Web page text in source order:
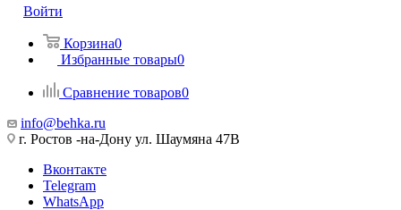
Войти
Корзина0
Избранные товары0
Сравнение товаров0
info@behka.ru
г. Ростов -на-Дону ул. Шаумяна 47В
Вконтакте
Telegram
WhatsApp